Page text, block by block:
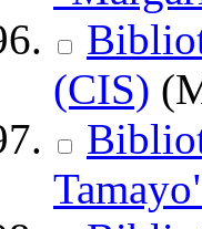
(CIS)